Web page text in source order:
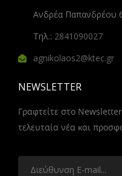
Ανδρέα Παπανδρέου
Τηλ.: 2841090027
agnikolaos2@ktec.gr
NEWSLETTER
Γραφτείτε στο
τελευταία νέα και